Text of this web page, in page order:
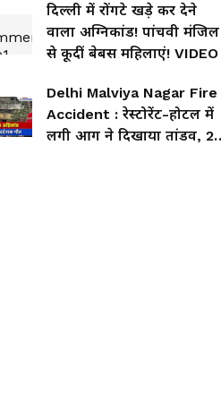
दिल्ली में रोंगटे खड़े कर देने
वाला अग्निकांड! पांचवी मंजिल
से कूदीं बेबस महिलाएं! VIDEO
Delhi Malviya Nagar Fire
Accident : रेस्टोरेंट-होटल में
लगी आग ने दिखाया तांडव, 21